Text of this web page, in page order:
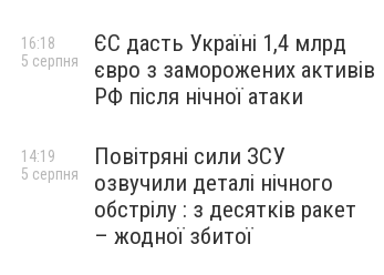
ЄС дасть Україні 1,4 млрд
євро з заморожених активів
РФ після нічної атаки
16:18
5 серпня
Повітряні сили ЗСУ
озвучили деталі нічного
обстрілу : з десятків ракет
– жодної збитої
14:19
5 серпня